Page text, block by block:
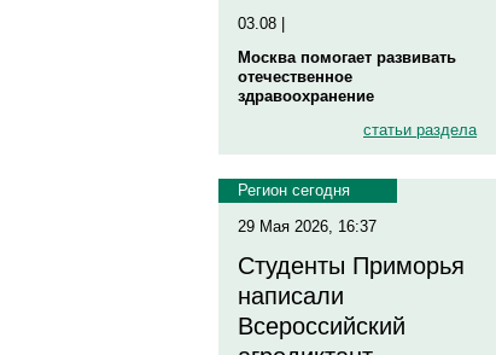
03.08 |
Москва помогает развивать
отечественное
здравоохранение
статьи раздела
Регион сегодня
29 Мая 2026, 16:37
Студенты Приморья
написали
Всероссийский